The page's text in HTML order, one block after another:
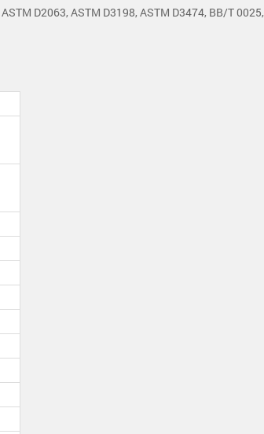
D2063, ASTM D3198, ASTM D3474, BB/T 0025,